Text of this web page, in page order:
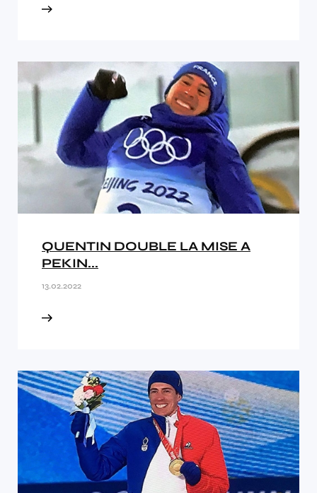
QUENTIN DOUBLE LA MISE A
PEKIN...
13.02.2022